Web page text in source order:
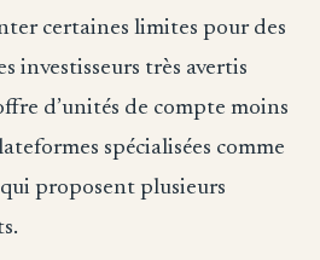
certaines limites pour des
investisseurs très avertis
d’unités de compte moins
spécialisées comme
proposent plusieurs